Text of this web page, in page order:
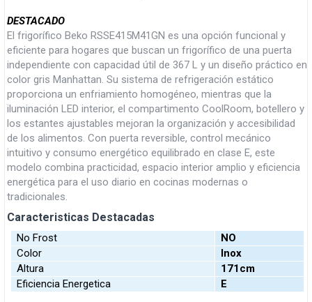
DESTACADO
El frigorífico Beko RSSE415M41GN es una opción funcional y
eficiente para hogares que buscan un frigorífico de una puerta
independiente con capacidad útil de 367 L y un diseño práctico en
color gris Manhattan. Su sistema de refrigeración estático
proporciona un enfriamiento homogéneo, mientras que la
iluminación LED interior, el compartimento CoolRoom, botellero y
los estantes ajustables mejoran la organización y accesibilidad
de los alimentos. Con puerta reversible, control mecánico
intuitivo y consumo energético equilibrado en clase E, este
modelo combina practicidad, espacio interior amplio y eficiencia
energética para el uso diario en cocinas modernas o
tradicionales.
Caracteristicas Destacadas
No Frost
NO
Color
Inox
Altura
171cm
Eficiencia Energetica
E